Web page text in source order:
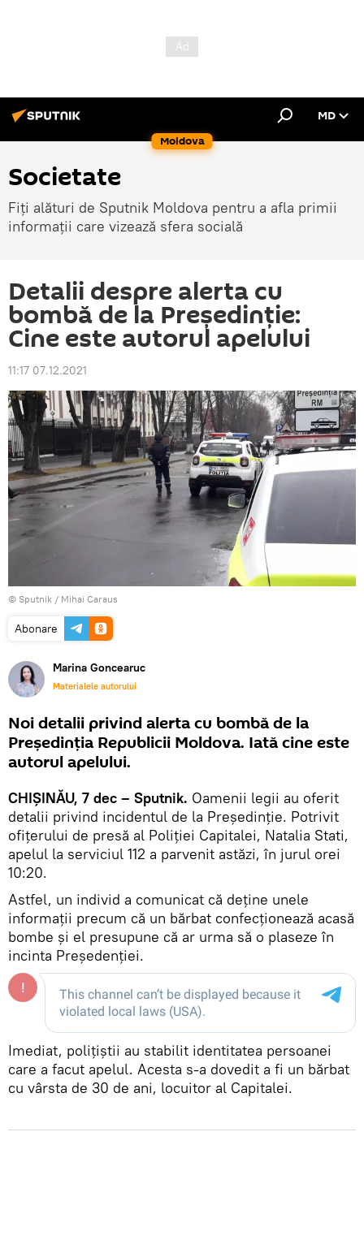
Moldova
MD
Societate
Fiți alături de Sputnik Moldova pentru a afla primii
informații care vizează sfera socială
Detalii despre alerta cu
bombă de la Președinție:
Cine este autorul apelului
11:17 07.12.2021
© Sputnik / Mihai Caraus
Abonare
Marina Goncearuc
Materialele autorului
Noi detalii privind alerta cu bombă de la
Președinția Republicii Moldova. Iată cine este
autorul apelului.
CHIȘINĂU, 7 dec – Sputnik. Oamenii legii au oferit
detalii privind incidentul de la Președinție. Potrivit
ofițerului de presă al Poliției Capitalei, Natalia Stati,
apelul la serviciul 112 a parvenit astăzi, în jurul orei
10:20.
Astfel, un individ a comunicat că deține unele
informații precum că un bărbat confecționează acasă
bombe și el presupune că ar urma să o plaseze în
incinta Președenției.
Imediat, polițiștii au stabilit identitatea persoanei
care a facut apelul. Acesta s-a dovedit a fi un bărbat
cu vârsta de 30 de ani, locuitor al Capitalei.